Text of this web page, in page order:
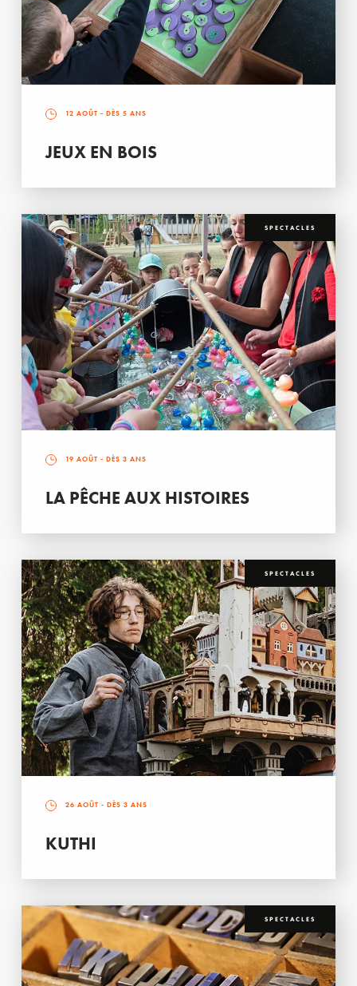
12 AOÛT - DÈS 5 ANS
JEUX EN BOIS
SPECTACLES
19 AOÛT - DÈS 3 ANS
LA PÊCHE AUX HISTOIRES
SPECTACLES
26 AOÛT - DÈS 3 ANS
KUTHI
SPECTACLES